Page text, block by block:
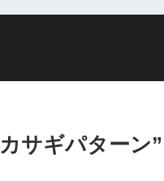
サギパターン